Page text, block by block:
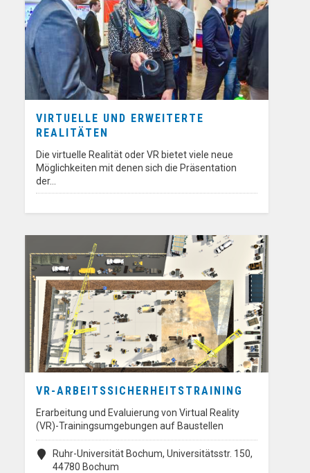
VIRTUELLE UND ERWEITERTE
REALITÄTEN
Die virtuelle Realität oder VR bietet viele neue
Möglichkeiten mit denen sich die Präsentation
der…
VR-ARBEITSSICHERHEITSTRAINING
Erarbeitung und Evaluierung von Virtual Reality
(VR)-Trainingsumgebungen auf Baustellen
Ruhr-Universität Bochum, Universitätsstr. 150,
44780 Bochum